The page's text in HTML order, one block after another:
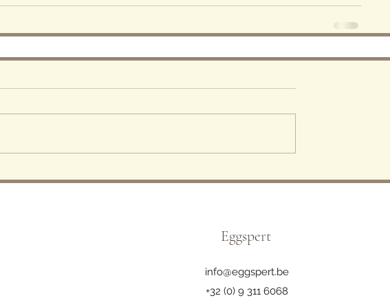
Eggspert
info@eggspert.be
+32 (0) 9 311 6068